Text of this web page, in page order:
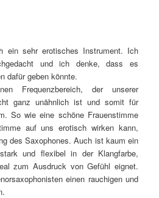
ein sehr erotisches Instrument. Ich
und ich denke, dass es
dafür geben könnte.
Frequenzbereich, der unserer
ganz unähnlich ist und somit für
So wie eine schöne Frauenstimme
auf uns erotisch wirken kann,
des Saxophones. Auch ist kaum ein
und flexibel in der Klangfarbe,
zum Ausdruck von Gefühl eignet.
einen rauchigen und